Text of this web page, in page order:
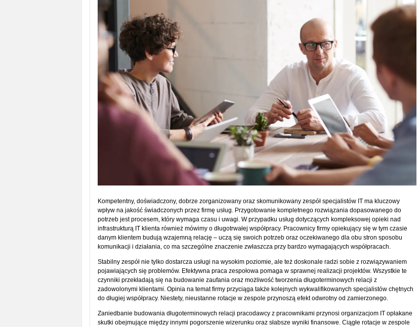
Kompetentny, doświadczony, dobrze zorganizowany oraz skomunikowany zespół specjalistów IT ma kluczowy
wpływ na jakość świadczonych przez firmę usług. Przygotowanie kompletnego rozwiązania dopasowanego do
potrzeb jest procesem, który wymaga czasu i uwagi. W przypadku usług dotyczących kompleksowej opieki nad
infrastrukturą IT klienta również mówimy o długotrwałej współpracy. Pracownicy firmy opiekujący się w tym czasie
danym klientem budują wzajemną relację – uczą się swoich potrzeb oraz oczekiwanego dla obu stron sposobu
komunikacji i działania, co ma szczególne znaczenie zwłaszcza przy bardzo wymagających współpracach.
Stabilny zespół nie tylko dostarcza usługi na wysokim poziomie, ale też doskonale radzi sobie z rozwiązywaniem
pojawiających się problemów. Efektywna praca zespołowa pomaga w sprawnej realizacji projektów. Wszystkie te
czynniki przekładają się na budowanie zaufania oraz możliwość tworzenia długoterminowych relacji z
zadowolonymi klientami. Opinia na temat firmy przyciąga także kolejnych wykwalifikowanych specjalistów chętnych
do długiej współpracy. Niestety, nieustanne rotacje w zespole przynoszą efekt odwrotny od zamierzonego.
Zaniedbanie budowania długoterminowych relacji pracodawcy z pracownikami przynosi organizacjom IT opłakane
skutki obejmujące między innymi pogorszenie wizerunku oraz słabsze wyniki finansowe. Ciągłe rotacje w zespole